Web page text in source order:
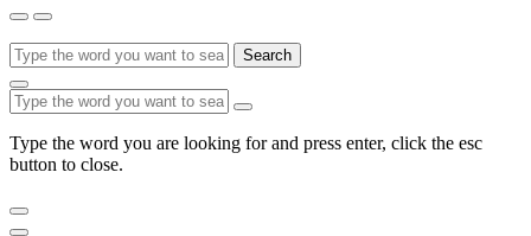
Search
Type the word you are looking for and press enter, click the esc
button to close.